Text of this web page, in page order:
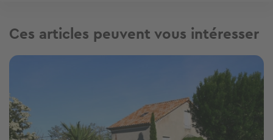
Ces articles peuvent vous intéresser
Image